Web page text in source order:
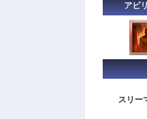
アビ
スリー